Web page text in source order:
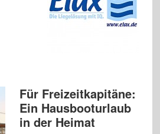
Für Freizeitkapitäne:
Ein Hausbooturlaub
in der Heimat